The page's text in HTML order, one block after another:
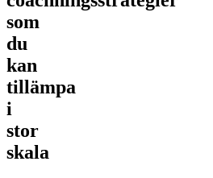
som
du
kan
tillämpa
i
stor
skala